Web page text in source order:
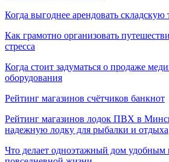
Когда выгоднее арендовать складскую
Как грамотно организовать
стресса
Когда стоит задуматься о продаже
оборудования
Рейтинг магазинов счётчиков банкнот
Рейтинг магазинов лодок ПВХ в
надежную лодку для рыбалки и отдыха
Что делает одноэтажный дом удобным